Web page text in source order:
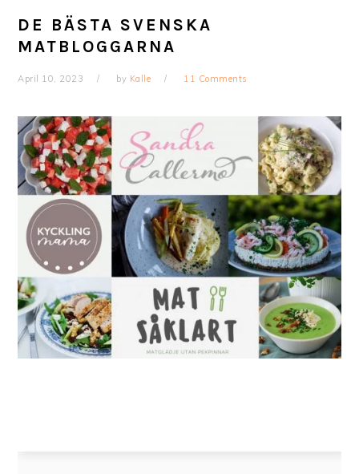
DE BÄSTA SVENSKA
MATBLOGGARNA
April 10, 2023 by Kalle 11 Comments